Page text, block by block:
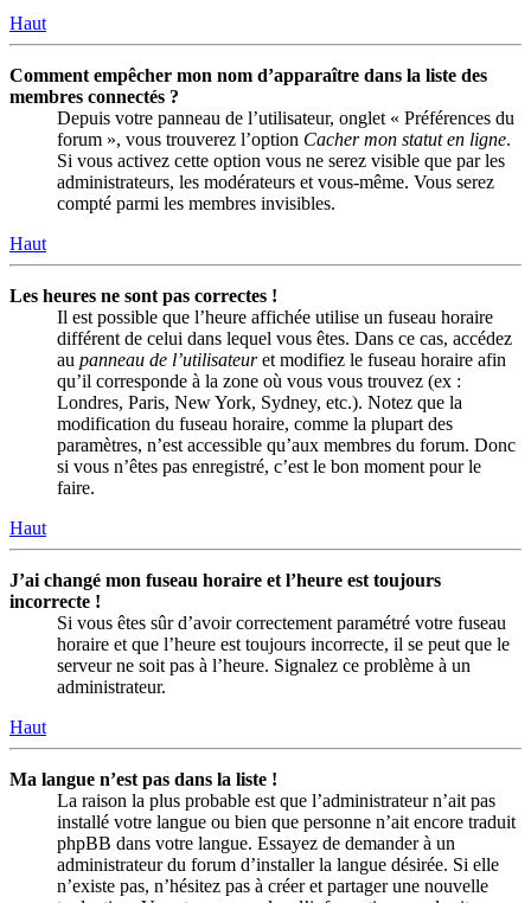
Haut
Comment empêcher mon nom d’apparaître dans la liste des
membres connectés ?
Depuis votre panneau de l’utilisateur, onglet « Préférences du
forum », vous trouverez l’option Cacher mon statut en ligne.
Si vous activez cette option vous ne serez visible que par les
administrateurs, les modérateurs et vous-même. Vous serez
compté parmi les membres invisibles.
Haut
Les heures ne sont pas correctes !
Il est possible que l’heure affichée utilise un fuseau horaire
différent de celui dans lequel vous êtes. Dans ce cas, accédez
au panneau de l’utilisateuret modifiez le fuseau horaire afin
qu’il corresponde à la zone où vous vous trouvez (ex :
Londres, Paris, New York, Sydney, etc.). Notez que la
modification du fuseau horaire, comme la plupart des
paramètres, n’est accessible qu’aux membres du forum. Donc
si vous n’êtes pas enregistré, c’est le bon moment pour le
faire.
Haut
J’ai changé mon fuseau horaire et l’heure est toujours
incorrecte !
Si vous êtes sûr d’avoir correctement paramétré votre fuseau
horaire et que l’heure est toujours incorrecte, il se peut que le
serveur ne soit pas à l’heure. Signalez ce problème à un
administrateur.
Haut
Ma langue n’est pas dans la liste !
La raison la plus probable est que l’administrateur n’ait pas
installé votre langue ou bien que personne n’ait encore traduit
phpBB dans votre langue. Essayez de demander à un
administrateur du forum d’installer la langue désirée. Si elle
n’existe pas, n’hésitez pas à créer et partager une nouvelle